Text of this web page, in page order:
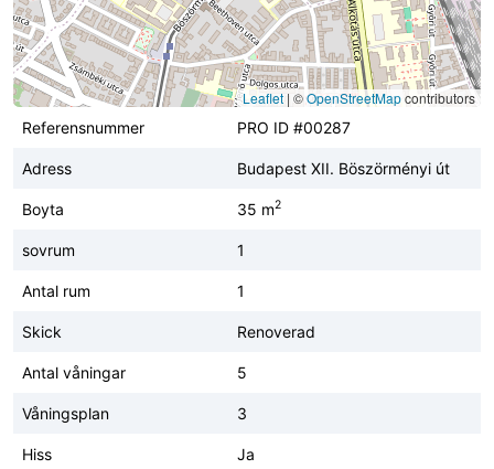
Leaflet | ©OpenStreetMapcontributors
Referensnummer
PRO ID #00287
Adress Budapest XII. Böszörményi út
Boyta 35 m2
sovrum 1
Antal rum 1
Skick Renoverad
Antal våningar 5
Våningsplan 3
Hiss Ja